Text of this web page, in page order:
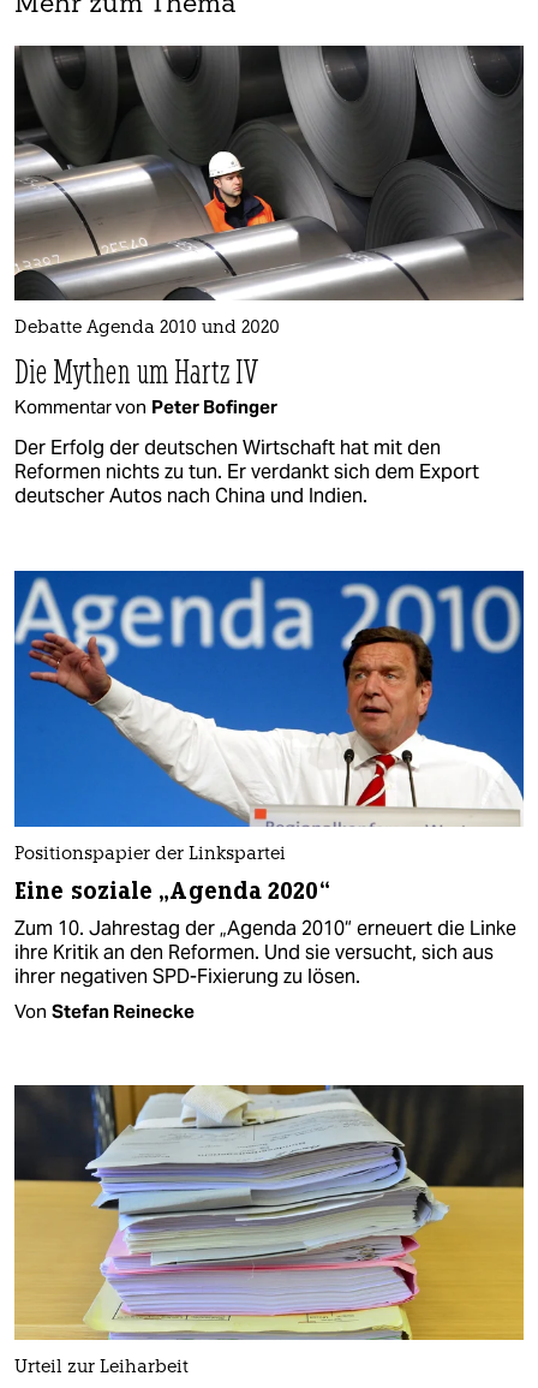
Mehr zum Thema
Debatte Agenda 2010 und 2020
Die Mythen um Hartz IV
Kommentar von Peter Bofinger
Der Erfolg der deutschen Wirtschaft hat mit den
Reformen nichts zu tun. Er verdankt sich dem Export
deutscher Autos nach China und Indien.
Positionspapier der Linkspartei
Eine soziale „Agenda 2020“
Zum 10. Jahrestag der „Agenda 2010“ erneuert die Linke
ihre Kritik an den Reformen. Und sie versucht, sich aus
ihrer negativen SPD-Fixierung zu lösen.
Von Stefan Reinecke
Urteil zur Leiharbeit